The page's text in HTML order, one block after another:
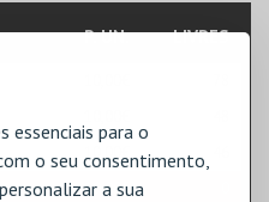
essenciais para o
o seu consentimento,
a sua
P. UN. LIVRES
10,00€